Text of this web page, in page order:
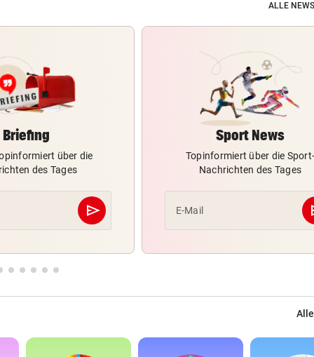
ALLE
Briefing
über die
des Tages
send
Abschicken
Sport News
Topinformiert über die Sport-
Nachrichten des Tages
E-Mail